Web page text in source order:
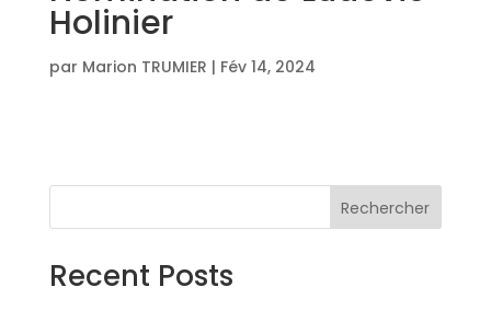
Holinier
par Marion TRUMIER | Fév 14, 2024
Rechercher
Recent Posts